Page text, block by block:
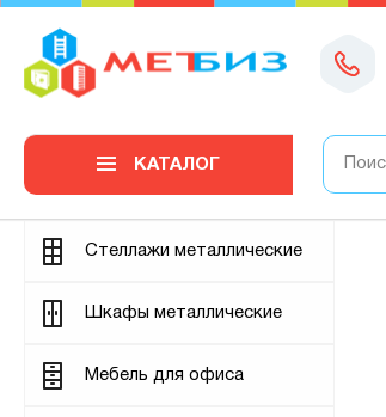
0
КАТАЛОГ
Стеллажи металлические
Шкафы металлические
Мебель для офиса